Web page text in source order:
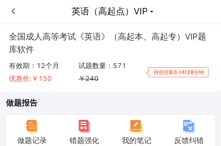
英语（高起点）VIP
英语（高起点）VIP
全国成人高等考试《英语》（高起本、高起专）VIP题
库软件
有效期： 12个月
优惠价:￥ 150
试题数量： 571
￥240
特价仅剩3小时28分钟
做题报告
做题记录 错题强化 我的笔记 反馈纠错